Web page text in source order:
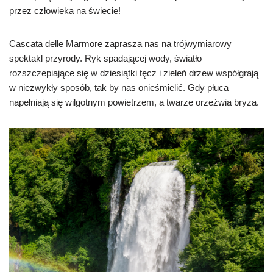
przez człowieka na świecie!
Cascata delle Marmore zaprasza nas na trójwymiarowy
spektakl przyrody. Ryk spadającej wody, światło
rozszczepiające się w dziesiątki tęcz i zieleń drzew współgrają
w niezwykły sposób, tak by nas onieśmielić. Gdy płuca
napełniają się wilgotnym powietrzem, a twarze orzeźwia bryza.